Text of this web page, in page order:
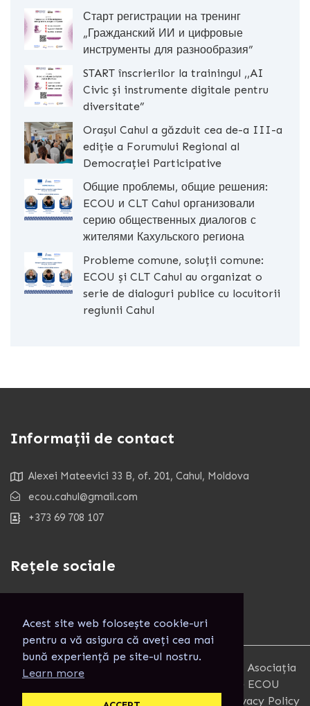
Acest site web folosește cookie-uri
pentru a vă asigura că aveți cea mai
bună experiență pe site-ul nostru.
Learn more
Старт регистрации на тренинг
„Гражданский ИИ и цифровые
инструменты для разнообразия”
START înscrierilor la trainingul ,,AI
Civic și instrumente digitale pentru
diversitate”
Orașul Cahul a găzduit cea de-a III-a
ediție a Forumului Regional al
Democrației Participative
Общие проблемы, общие решения:
ECOU и CLT Cahul организовали
серию общественных диалогов с
жителями Кахульского региона
Probleme comune, soluții comune:
ECOU și CLT Cahul au organizat o
serie de dialoguri publice cu locuitorii
regiunii Cahul
Informații de contact
Alexei Mateevici 33 B, of. 201, Cahul, Moldova
ecou.cahul@gmail.com
+373 69 708 107
Rețele sociale
Copyright 2025. Toate Drepturile rezervate. Asociația
pentru Combaterea Izolării Informaționale ECOU
Terms and Conditions
Privacy Policy